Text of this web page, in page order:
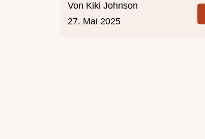
Von Kiki Johnson
27. Mai 2025